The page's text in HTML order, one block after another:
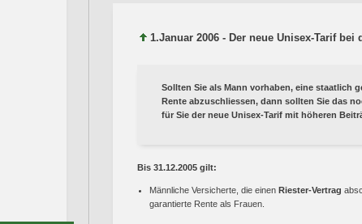
1.Januar 2006 - Der neue Unisex-Tarif bei
Sollten Sie als Mann vorhaben, eine staatlich
Rente abzuschliessen, dann sollten Sie das
für Sie der neue Unisex-Tarif mit höheren
Bis 31.12.2005 gilt:
Männliche Versicherte, die einen Riester-Vertrag
garantierte Rente als Frauen.